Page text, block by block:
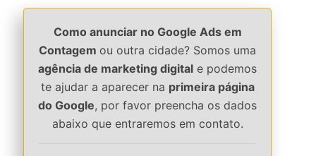
Como anunciar no Google Ads em
Contagem ou outra cidade? Somos uma
agência de marketing digital e podemos
te ajudar a aparecer na primeira página
do Google, por favor preencha os dados
abaixo que entraremos em contato.